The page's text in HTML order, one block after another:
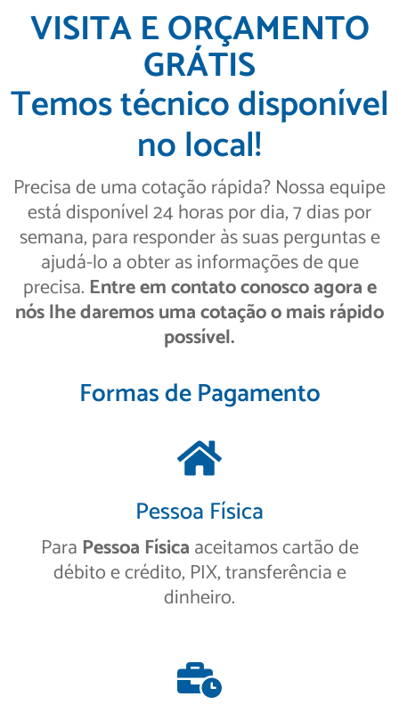
VISITA E ORÇAMENTO
GRÁTIS
Temos técnico disponível
no local!
Precisa de uma cotação rápida? Nossa equipe
está disponível 24 horas por dia, 7 dias por
semana, para responder às suas perguntas e
ajudá-lo a obter as informações de que
precisa. Entre em contato conosco agora e
nós lhe daremos uma cotação o mais rápido
possível.
Formas de Pagamento
Pessoa Física
Para Pessoa Físicaaceitamos cartão de
débito e crédito, PIX, transferência e
dinheiro.